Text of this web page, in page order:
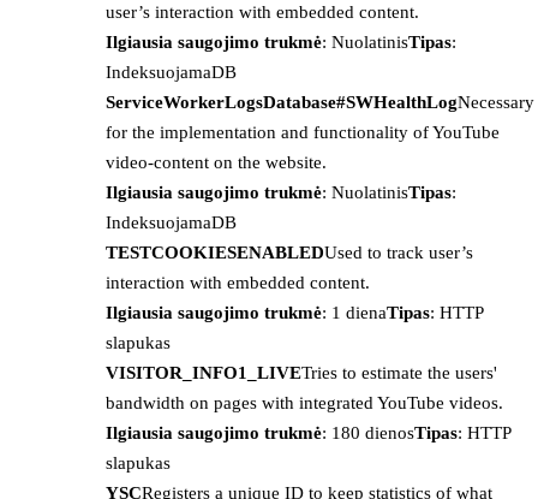
user’s interaction with embedded content.
Ilgiausia saugojimo trukmė: NuolatinisTipas:
IndeksuojamaDB
ServiceWorkerLogsDatabase#SWHealthLogNecessary
for the implementation and functionality of YouTube
video-content on the website.
Ilgiausia saugojimo trukmė: NuolatinisTipas:
IndeksuojamaDB
TESTCOOKIESENABLEDUsed to track user’s
interaction with embedded content.
Ilgiausia saugojimo trukmė: 1 dienaTipas: HTTP
slapukas
VISITOR_INFO1_LIVETries to estimate the users'
bandwidth on pages with integrated YouTube videos.
Ilgiausia saugojimo trukmė: 180 dienosTipas: HTTP
slapukas
YSCRegisters a unique ID to keep statistics of what